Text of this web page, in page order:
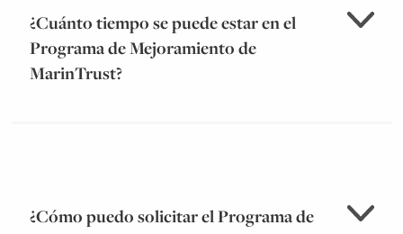
aquí
¿Cuánto tiempo se puede estar en el
Programa de Mejoramiento de
MarinTrust?
¿Cómo puedo solicitar el Programa de